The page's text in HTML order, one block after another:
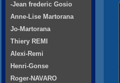
-Jean frederic Gosio
Anne-Lise Martorana
Jo-Martorana
Thiery REMI
Alexi-Remi
Henri-Gonse
Roger-NAVARO